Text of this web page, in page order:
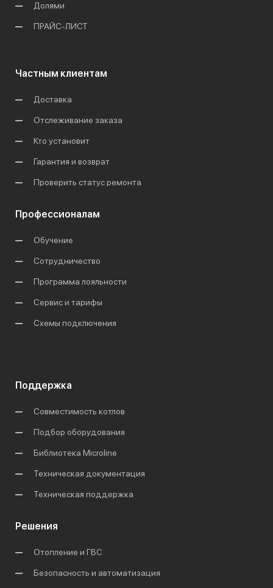
Долями
ПРАЙС-ЛИСТ
Частным клиентам
Доставка
Отслеживание заказа
Кто установит
Гарантия и возврат
Проверить статус ремонта
Профессионалам
Обучение
Сотрудничество
Программа лояльности
Сервис и тарифы
Схемы подключения
Поддержка
Совместимость котлов
Подбор оборудования
Библиотека Microline
Техническая документация
Техническая поддержка
Решения
Отопление и ГВС
Безопасность и автоматизация